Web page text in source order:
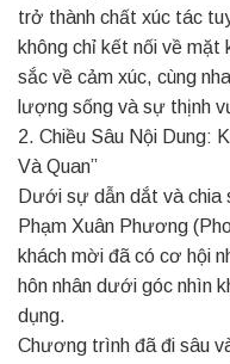
trở thành chất xúc tác
không chỉ kết nối về mặt
sắc về cảm xúc, cùng
lượng sống và sự thịnh
2. Chiều Sâu Nội Dung:
Và Quan”
Dưới sự dẫn dắt và
Phạm Xuân Phương
khách mời đã có cơ hội
hôn nhân dưới góc nhìn
dụng.
Chương trình đã đi sâu